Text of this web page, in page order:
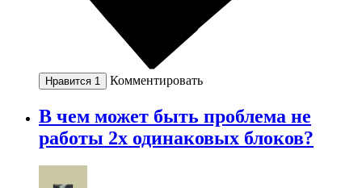
Нравится 1 Комментировать
В чем может быть проблема не
работы 2х одинаковых блоков?